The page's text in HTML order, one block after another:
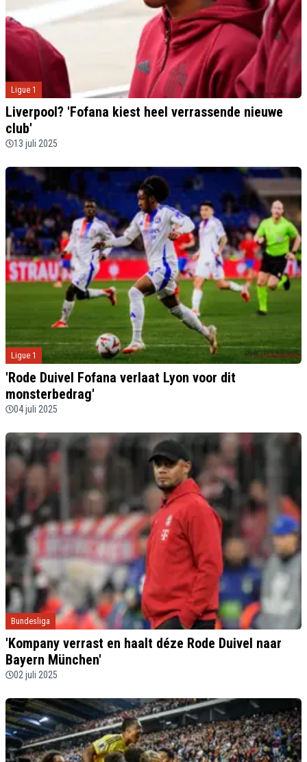
Ligue 1
Liverpool? 'Fofana kiest heel verrassende nieuwe
club'
13 juli 2025
Ligue 1
'Rode Duivel Fofana verlaat Lyon voor dit
monsterbedrag'
04 juli 2025
Bundesliga
'Kompany verrast en haalt déze Rode Duivel naar
Bayern München'
02 juli 2025